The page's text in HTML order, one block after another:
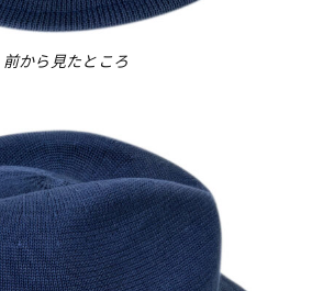
前から見たところ